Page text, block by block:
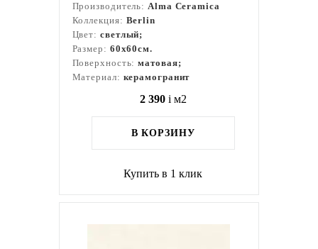
Производитель:Alma Ceramica
Коллекция: Berlin
Цвет: светлый;
Размер: 60x60см.
Поверхность:матовая;
Материал: керамогранит
2 390 i м2
В КОРЗИНУ
Купить в 1 клик